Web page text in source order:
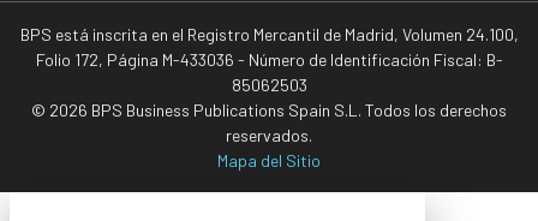
BPS está inscrita en el Registro Mercantil de Madrid, Volumen 24.100,
Folio 172, Página M-433036 - Número de Identificación Fiscal: B-
85062503
© 2026 BPS Business Publications Spain S.L. Todos los derechos
reservados.
Mapa del Sitio